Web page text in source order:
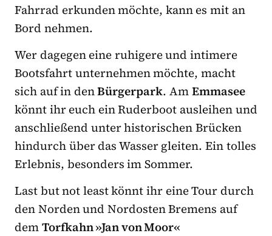
Fahrrad erkunden möchte, kann es mit an
Bord nehmen.
Wer dagegen eine ruhigere und intimere
Bootsfahrt unternehmen möchte, macht
sich auf in denBürgerpark. AmEmmasee
könnt ihr euch ein Ruderboot ausleihen und
anschließend unter historischen Brücken
hindurch über das Wasser gleiten. Ein tolles
Erlebnis, besonders im Sommer.
Last but not least könnt ihr eine Tour durch
den Norden und Nordosten Bremens auf
demTorfkahn »Jan von Moor«